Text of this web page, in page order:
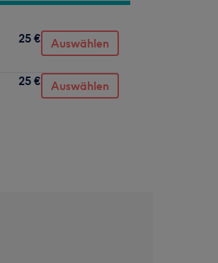
25 € Auswählen
25 € Auswählen